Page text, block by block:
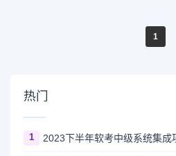
1
热门
1